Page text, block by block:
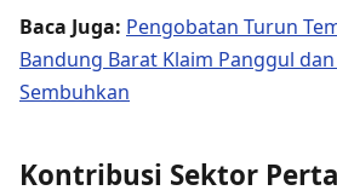
Baca Juga: Pengobatan Turun
Bandung Barat Klaim Panggul
Sembuhkan
Kontribusi Sektor